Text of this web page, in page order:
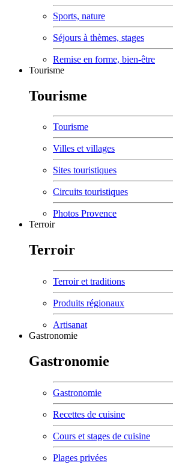
Sports, nature
Séjours à thèmes, stages
Remise en forme, bien-être
Tourisme
Tourisme
Tourisme
Villes et villages
Sites touristiques
Circuits touristiques
Photos Provence
Terroir
Terroir
Terroir et traditions
Produits régionaux
Artisanat
Gastronomie
Gastronomie
Gastronomie
Recettes de cuisine
Cours et stages de cuisine
Plages privées